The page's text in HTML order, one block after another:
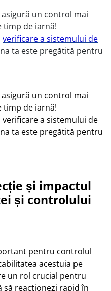
un control mai
timp de iarnă!
verificare a sistemului de
ta este pregătită pentru
un control mai
timp de iarnă!
a sistemului de
ta este pregătită pentru
și impactul
și controlului
pentru controlul
acestuia pe
un rol crucial pentru
să reacționezi rapid în